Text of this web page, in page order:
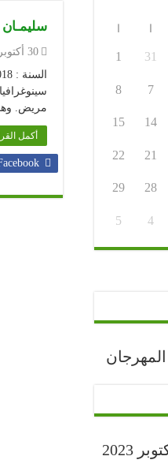
سليمـان
30 أكتوبر، 2018
مريض.
أكمل
ا ا
31
1
7
8
14
15
21
22
28
29
4
5
الدورة 17 من المهرجان
مجلة إلكترونية “مسارح” أكتوبر 2023